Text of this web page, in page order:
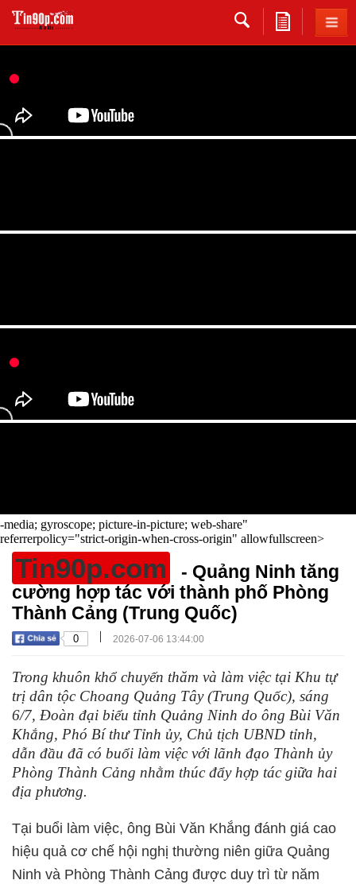
-media; gyroscope; picture-in-picture; web-share"
referrerpolicy="strict-origin-when-cross-origin" allowfullscreen>
Tin90p.com
- Quảng Ninh tăng
cường hợp tác với thành phố Phòng
Thành Cảng (Trung Quốc)
0 | 2026-07-06 13:44:00
Trong khuôn khổ chuyến thăm và làm việc tại Khu tự
trị dân tộc Choang Quảng Tây (Trung Quốc), sáng
6/7, Đoàn đại biểu tỉnh Quảng Ninh do ông Bùi Văn
Khắng, Phó Bí thư Tỉnh ủy, Chủ tịch UBND tỉnh,
dẫn đầu đã có buổi làm việc với lãnh đạo Thành ủy
Phòng Thành Cảng nhằm thúc đẩy hợp tác giữa hai
địa phương.
Tại buổi làm việc, ông Bùi Văn Khắng đánh giá cao
hiệu quả cơ chế hội nghị thường niên giữa Quảng
Ninh và Phòng Thành Cảng được duy trì từ năm